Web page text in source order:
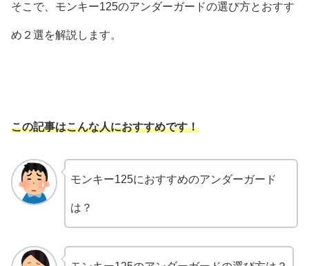
そこで、モンキー125のアンダーガードの選び方とおすす
め２選を解説します。
この記事はこんな人におすすめです！
モンキー125におすすめのアンダーガード
は？